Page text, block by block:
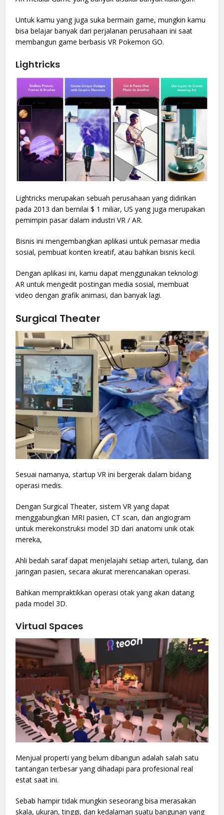
Untuk kamu yang juga suka bermain game, mungkin kamu
bisa belajar banyak dari perjalanan perusahaan ini saat
membangun game berbasis VR Pokemon GO.
Lightricks
Lightricks merupakan sebuah perusahaan yang didirikan
pada 2013 dan bernilai $ 1 miliar, US yang juga merupakan
pemimpin pasar dalam industri VR / AR.
Bisnis ini mengembangkan aplikasi untuk pemasar media
sosial, pembuat konten kreatif, atau bahkan bisnis kecil.
Dengan aplikasi ini, kamu dapat menggunakan teknologi
AR untuk mengedit postingan media sosial, membuat
video dengan grafik animasi, dan banyak lagi.
Surgical Theater
Sesuai namanya, startup VR ini bergerak dalam bidang
operasi medis.
Dengan Surgical Theater, sistem VR yang dapat
menggabungkan MRI pasien, CT scan, dan angiogram
untuk merekonstruksi model 3D dari anatomi unik otak
mereka,
Ahli bedah saraf dapat menjelajahi setiap arteri, tulang, dan
jaringan pasien, secara akurat merencanakan operasi.
Bahkan mempraktikkan operasi otak yang akan datang
pada model 3D.
Virtual Spaces
Menjual properti yang belum dibangun adalah salah satu
tantangan terbesar yang dihadapi para profesional real
estat saat ini.
Sebab hampir tidak mungkin seseorang bisa merasakan
skala, ukuran, tinggi, dan kedalaman suatu bangunan yang